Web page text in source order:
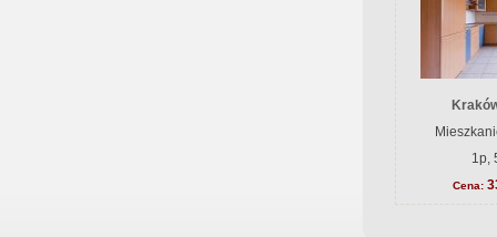
1p,
Cena: